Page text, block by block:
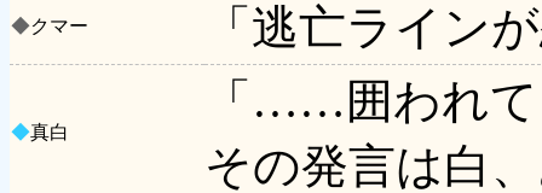
◆クマー 「逃亡ライン
◆真白
「……囲われ
その発言は白